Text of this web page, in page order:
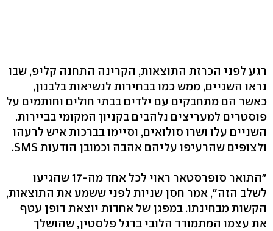
רגע לפני הכרזת התוצאות, הקרינה התחנה קליפ, שבו
נראו השניים, ממש כמו בבחירות לנשיאות בלבנון,
כאשר הם מתחבקים עם ילדים בבתי חולים וחותמים על
פוסטרים למעריצים נלהבים בקניון המקומי בביירות.
השניים עלו ושרו סולואים, וסיימו בברכות איש לרעהו
ולצופים שהרעיפו עליהם אהבה וכמובן הודעות SMS.
"התואר סופרסטאר ראוי לכל אחד מה-17 שהגיעו
לשלב הזה", אמר חסן שניות לפני ששמע את התוצאות,
הקשות מבחינתו. במפגן של אחדות יוצאת דופן עטף
את עצמו המתמודד הלובי בדגל פלסטין, שהושלך